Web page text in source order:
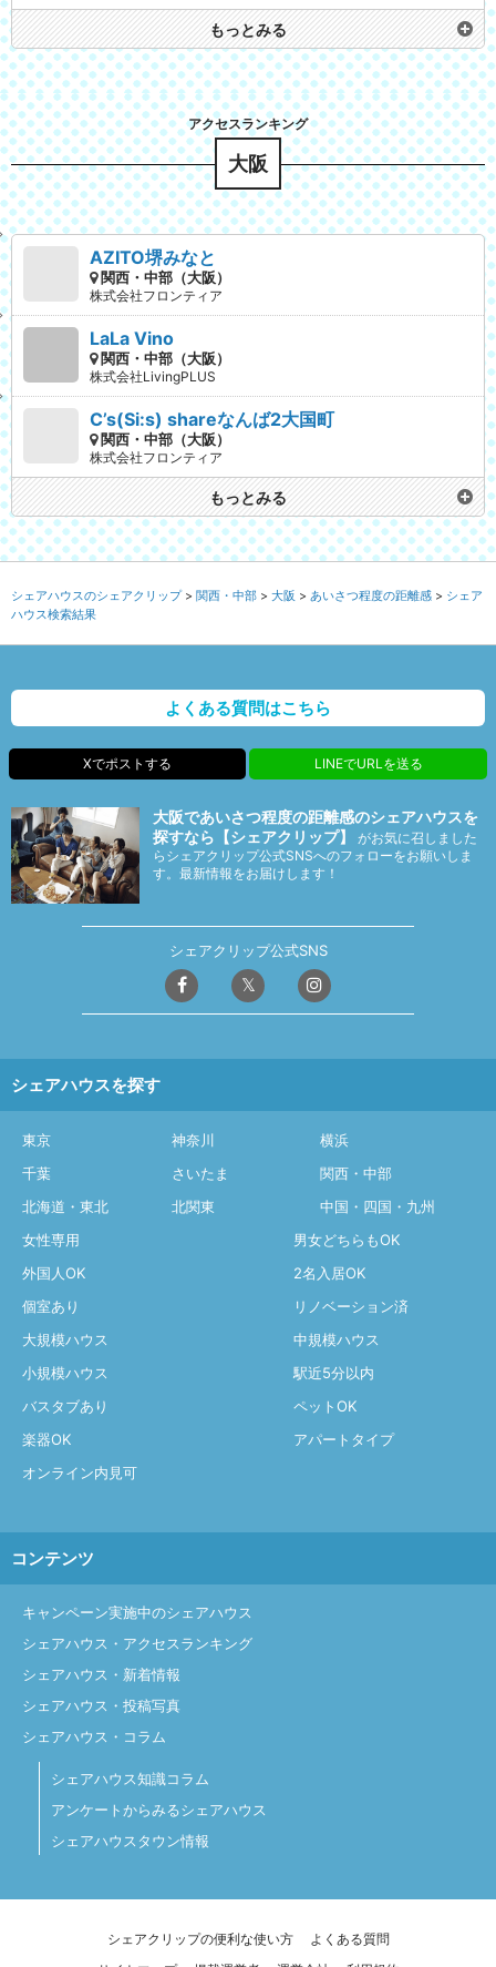
もっとみる
大阪
AZITO堺みなと
関西・中部（大阪）
株式会社フロンティア
LaLa Vino
関西・中部（大阪）
株式会社LivingPLUS
C’s(Si:s) shareなんば2大国町
関西・中部（大阪）
株式会社フロンティア
もっとみる
シェアハウスのシェアクリップ 関西・中部 大阪 あいさつ程度の距離感
シェア
ハウス検索結果
よくある質問はこちら
Xでポストする LINEでURLを送る
大阪であいさつ程度の距離感のシェアハウスを
探すなら【シェアクリップ】
がお気に召しました
らシェアクリップ公式SNSへのフォローをお願いしま
す。最新情報をお届けします！
シェアクリップ公式SNS
シェアハウスを探す
東京 神奈川
横浜
千葉
さいたま
関西・中部
北海道・東北
北関東
中国・四国・九州
女性専用
男女どちらもOK
外国人OK
2名入居OK
個室あり
リノベーション済
大規模ハウス
中規模ハウス
小規模ハウス
駅近5分以内
バスタブあり
ペットOK
楽器OK
アパートタイプ
オンライン内見可
コンテンツ
キャンペーン実施中のシェアハウス
シェアハウス・アクセスランキング
シェアハウス・新着情報
シェアハウス・投稿写真
シェアハウス・コラム
シェアハウス知識コラム
アンケートからみるシェアハウス
シェアハウスタウン情報
シェアクリップの便利な使い方
よくある質問